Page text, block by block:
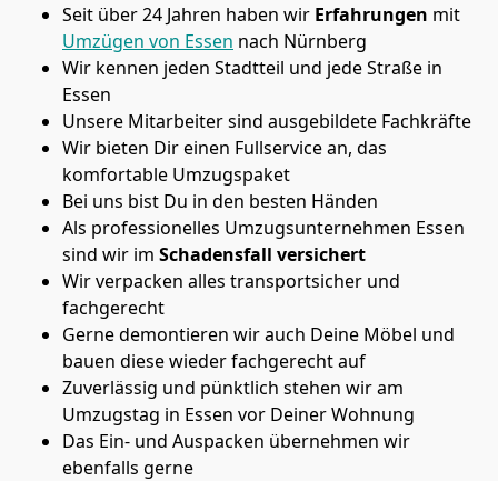
Seit über 24 Jahren haben wir Erfahrungen mit
Umzügen von Essen nach Nürnberg
Wir kennen jeden Stadtteil und jede Straße in
Essen
Unsere Mitarbeiter sind ausgebildete Fachkräfte
Wir bieten Dir einen Fullservice an, das
komfortable Umzugspaket
Bei uns bist Du in den besten Händen
Als professionelles Umzugsunternehmen Essen
sind wir im Schadensfall versichert
Wir verpacken alles transportsicher und
fachgerecht
Gerne demontieren wir auch Deine Möbel und
bauen diese wieder fachgerecht auf
Zuverlässig und pünktlich stehen wir am
Umzugstag in Essen vor Deiner Wohnung
Das Ein- und Auspacken übernehmen wir
ebenfalls gerne